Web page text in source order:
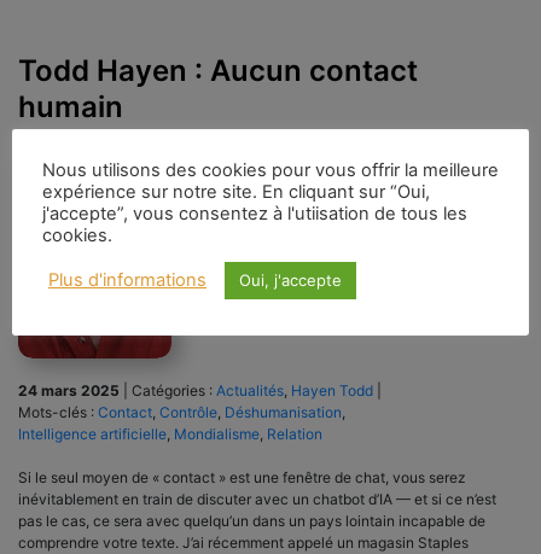
Todd Hayen : Aucun contact
humain
24 mars 2025 Catégories : Actualités, Hayen Todd
Mots-clés : Contact, Contrôle, Déshumanisation,
Intelligence artificielle, Mondialisme, Relation
Si le seul moyen de « contact » est une fenêtre de chat, vous serez
inévitablement en train de discuter avec un chatbot d’IA — et si ce n’est
pas le cas, ce sera avec quelqu’un dans un pays lointain incapable de
comprendre votre texte. J’ai récemment appelé un magasin Staples
Nous utilisons des cookies pour vous offrir la meilleure
expérience sur notre site. En cliquant sur “Oui,
j'accepte”, vous consentez à l'utiisation de tous les
cookies.
Plus d'informations Oui, j'accepte